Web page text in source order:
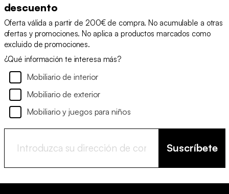
descuento
Oferta válida a partir de 200€ de compra. No acumulable a otras
ofertas y promociones. No aplica a productos marcados como
excluido de promociones.
¿Qué información te interesa más?
Mobiliario de interior
Mobiliario de exterior
Mobiliario y juegos para niños
Suscríbete